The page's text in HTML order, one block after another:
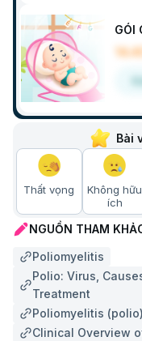
GÓI
Bài
Thất vọng
Không hữu
ích
NGUỒN THAM
Poliomyelitis
Polio: Virus,
Treatment
Poliomyelitis (polio)
Clinical Overview